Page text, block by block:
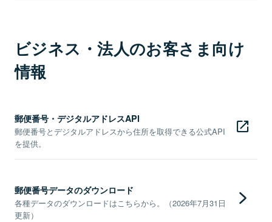
ビジネス・法人のお客さま向け
情報
郵便番号・デジタルアドレスAPI
郵便番号とデジタルアドレスから住所を取得できる公式API
を提供。
郵便番号データのダウンロード
各種データのダウンロードはこちらから。（2026年7月31日
更新）